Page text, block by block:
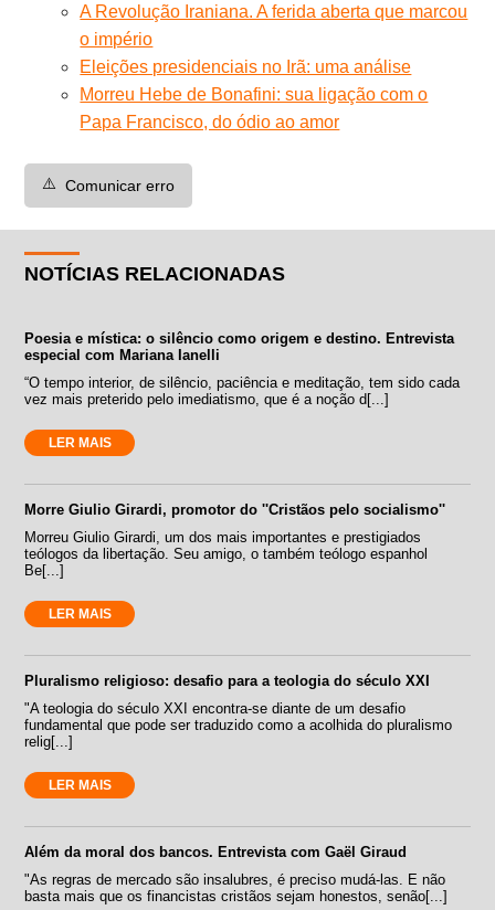
A Revolução Iraniana. A ferida aberta que marcou
o império
Eleições presidenciais no Irã: uma análise
Morreu Hebe de Bonafini: sua ligação com o
Papa Francisco, do ódio ao amor
⚠️ Comunicar erro
NOTÍCIAS RELACIONADAS
Poesia e mística: o silêncio como origem e destino. Entrevista
especial com Mariana Ianelli
“O tempo interior, de silêncio, paciência e meditação, tem sido cada
vez mais preterido pelo imediatismo, que é a noção d[...]
LER MAIS
Morre Giulio Girardi, promotor do ''Cristãos pelo socialismo''
Morreu Giulio Girardi, um dos mais importantes e prestigiados
teólogos da libertação. Seu amigo, o também teólogo espanhol
Be[...]
LER MAIS
Pluralismo religioso: desafio para a teologia do século XXI
"A teologia do século XXI encontra-se diante de um desafio
fundamental que pode ser traduzido como a acolhida do pluralismo
relig[...]
LER MAIS
Além da moral dos bancos. Entrevista com Gaël Giraud
"As regras de mercado são insalubres, é preciso mudá-las. E não
basta mais que os financistas cristãos sejam honestos, senão[...]